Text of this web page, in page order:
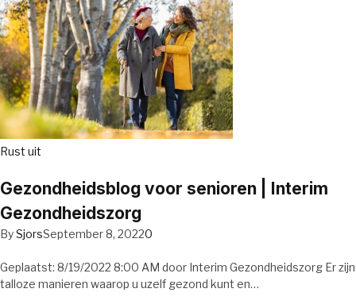
Rust uit
Gezondheidsblog voor senioren | Interim
Gezondheidszorg
BySjorsSeptember 8, 20220
Geplaatst: 8/19/2022 8:00 AM door Interim Gezondheidszorg Er zijn
talloze manieren waarop u uzelf gezond kunt en…